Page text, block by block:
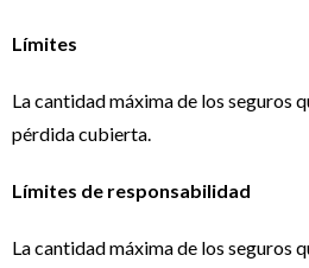
Límites
La cantidad máxima de los seguros
pérdida cubierta.
Límites de responsabilidad
La cantidad máxima de los seguros